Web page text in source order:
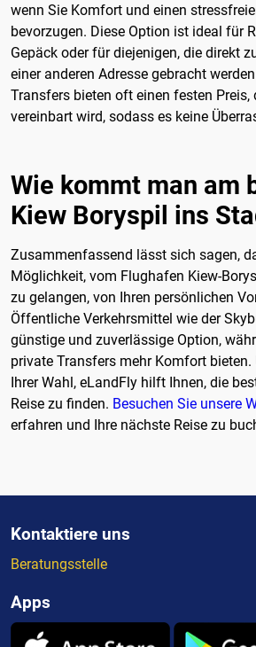
wenn Sie Komfort und einen
bevorzugen. Diese Option ist ideal für
Gepäck oder für diejenigen, die direkt
einer anderen Adresse gebracht
Transfers bieten oft einen festen Preis,
vereinbart wird, sodass es keine
Wie kommt man am
Kiew Boryspil ins
Zusammenfassend lässt sich sagen,
Möglichkeit, vom Flughafen Kiew-
zu gelangen, von Ihren persönlichen
Öffentliche Verkehrsmittel wie der
günstige und zuverlässige Option,
private Transfers mehr Komfort
Ihrer Wahl, eLandFly hilft Ihnen, die
Reise zu finden. Besuchen Sie unsere
erfahren und Ihre nächste Reise zu
Kontaktiere uns
Beratungsstelle
Apps